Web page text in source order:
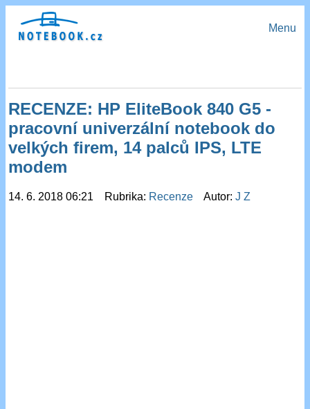
Menu
RECENZE: HP EliteBook 840 G5 -
pracovní univerzální notebook do
velkých firem, 14 palců IPS, LTE
modem
14. 6. 2018 06:21 Rubrika: Recenze Autor:J Z